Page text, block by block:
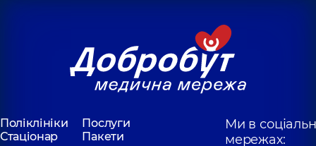
Поліклініки
Послуги
Стаціонар
Пакети
Ми в
мережах: